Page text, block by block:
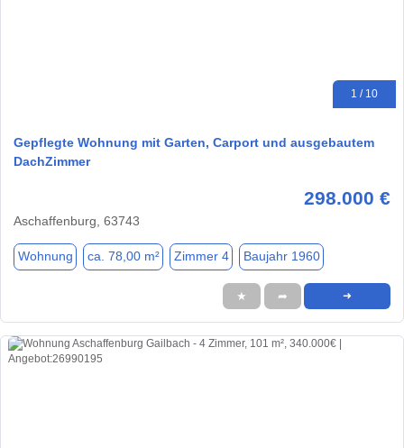
1 / 10
Gepflegte Wohnung mit Garten, Carport und ausgebautem
DachZimmer
298.000 €
Aschaffenburg, 63743
Wohnung ca. 78,00 m² Zimmer 4 Baujahr 1960
★ ➦ ➜